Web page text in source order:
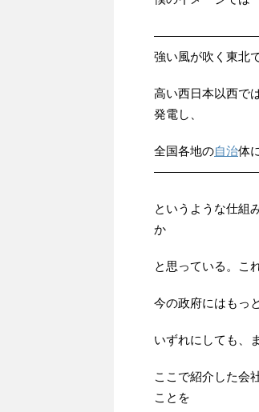
強い風が吹く東北
高い西日本以西で
発電し、
全国各地の自治体
というような仕組
か
と思っている。こ
今の政府にはもっ
いずれにしても、
ここで紹介した会
ことを